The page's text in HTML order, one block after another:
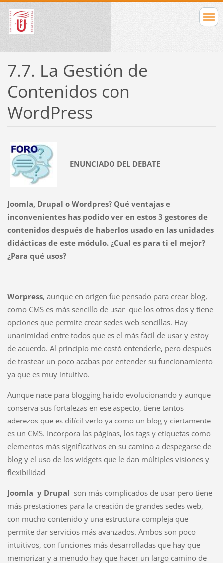
7.7. La Gestión de
Contenidos con
WordPress
ENUNCIADO DEL DEBATE
Joomla, Drupal o Wordpres? Qué ventajas e
inconvenientes has podido ver en estos 3 gestores de
contenidos después de haberlos usado en las unidades
didácticas de este módulo. ¿Cual es para ti el mejor?
¿Para qué usos?
Worpress, aunque en origen fue pensado para crear blog,
como CMS es más sencillo de usar que los otros dos y tiene
opciones que permite crear sedes web sencillas. Hay
unanimidad entre todos que es el más fácil de usar y estoy
de acuerdo. Al principio me costó entenderle, pero después
de trastear un poco acabas por entender su funcionamiento
ya que es muy intuitivo.
Aunque nace para blogging ha ido evolucionando y aunque
conserva sus fortalezas en ese aspecto, tiene tantos
aderezos que es difícil verlo ya como un blog y ciertamente
es un CMS. Incorpora las páginas, los tags y etiquetas como
elementos más significativos en su camino a despegarse de
blog y el uso de los widgets que le dan múltiples visiones y
flexibilidad
Joomla y Drupal son más complicados de usar pero tiene
más prestaciones para la creación de grandes sedes web,
con mucho contenido y una estructura compleja que
permite dar servicios más avanzados. Ambos son poco
intuitivos, con funciones más desarrolladas que hay que
memorizar y a menudo hay que hacer un largo camino de